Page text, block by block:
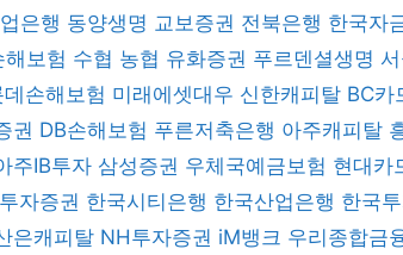
은행 동양생명 교보증권 전북은행 한국자
해보험 수협 농협 유화증권 푸르덴셜생명
데손해보험 미래에셋대우 신한캐피탈 BC카
권 DB손해보험 푸른저축은행 아주캐피탈
주IB투자 삼성증권 우체국예금보험 현대카
자증권 한국시티은행 한국산업은행 한국
은캐피탈 NH투자증권 iM뱅크 우리종합금